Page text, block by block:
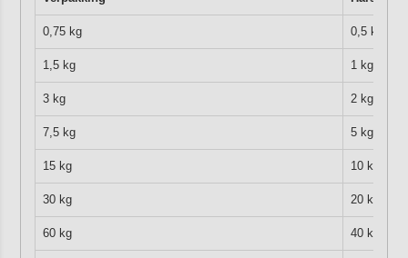
0,75 kg 0,5 kg
1,5 kg 1 kg
3 kg 2 kg
7,5 kg 5 kg
15 kg 10 kg
30 kg 20 kg
60 kg 40 kg